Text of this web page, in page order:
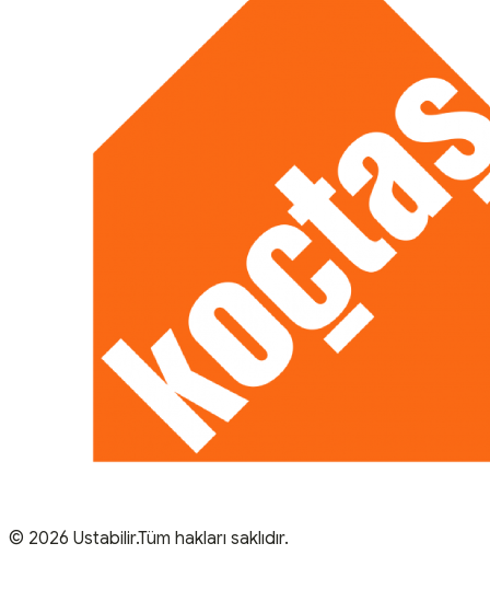
© 2026 Ustabilir.Tüm hakları saklıdır.